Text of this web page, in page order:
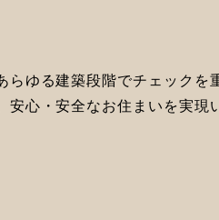
らゆる建築段階でチェックを
心・安全なお住まいを実現